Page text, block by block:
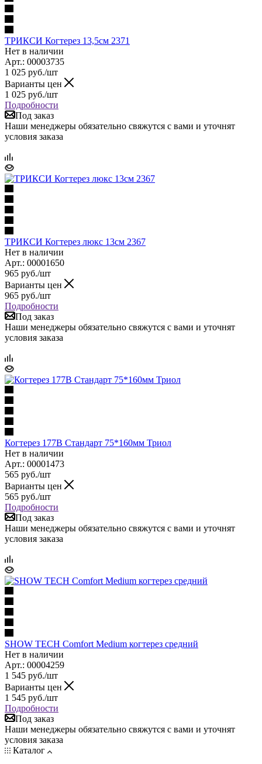
ТРИКСИ Когтерез 13,5см 2371
Нет в наличии
Арт.: 00003735
1 025 руб./шт
Варианты цен
1 025 руб./шт
Подробности
Под заказ
Наши менеджеры обязательно свяжутся с вами и уточнят
условия заказа
ТРИКСИ Когтерез люкс 13см 2367
Нет в наличии
Арт.: 00001650
965 руб./шт
Варианты цен
965 руб./шт
Подробности
Под заказ
Наши менеджеры обязательно свяжутся с вами и уточнят
условия заказа
Когтерез 177B Стандарт 75*160мм Триол
Нет в наличии
Арт.: 00001473
565 руб./шт
Варианты цен
565 руб./шт
Подробности
Под заказ
Наши менеджеры обязательно свяжутся с вами и уточнят
условия заказа
SHOW TECH Comfort Medium когтерез средний
Нет в наличии
Арт.: 00004259
1 545 руб./шт
Варианты цен
1 545 руб./шт
Подробности
Под заказ
Наши менеджеры обязательно свяжутся с вами и уточнят
условия заказа
Каталог